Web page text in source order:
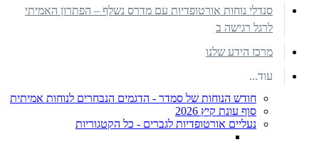
סנדלי נוחות אורטופדיות עם מדרס נשלף – הפתרון האמיתי
לרגל רגישה ב
מרכז הידע שלנו
עוד...
חודש הנוחות של סמדר - הדגמים הנבחרים לנוחות אמיתית
סוף עונת קיץ 2026
נעליים אורטופדיות לגברים - כל הקטגוריות